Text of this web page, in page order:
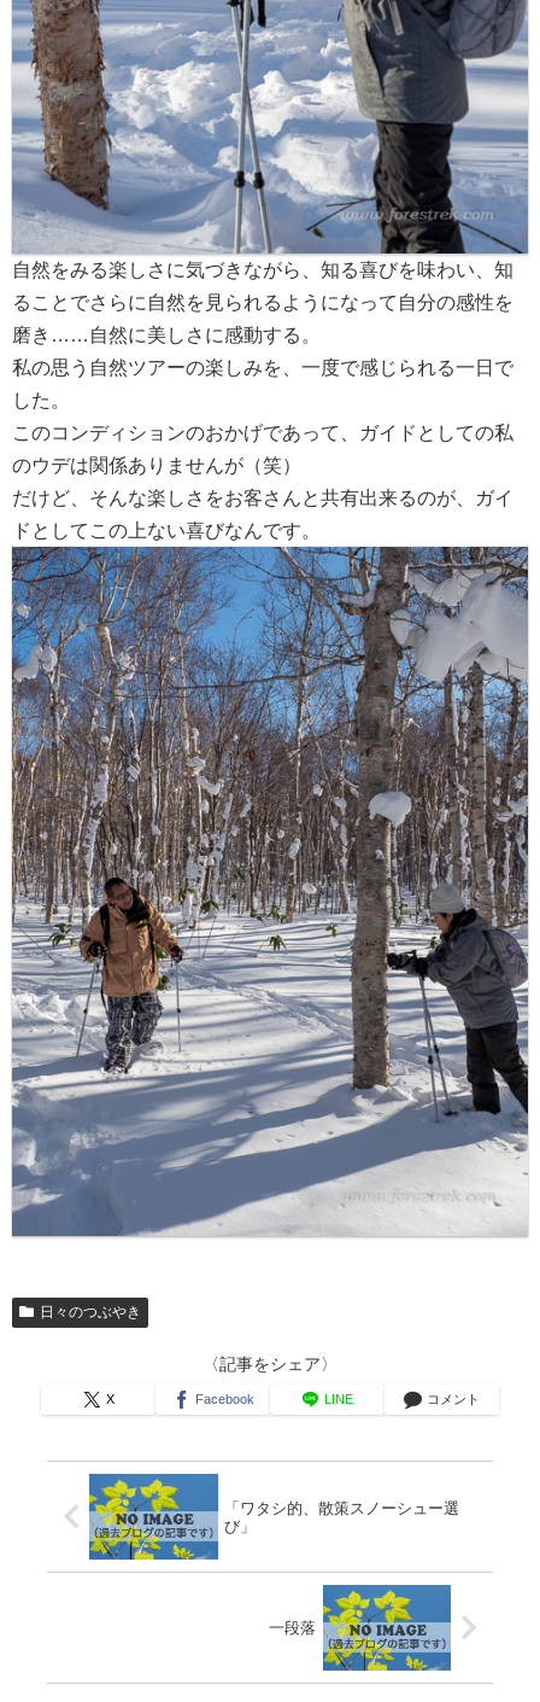
自然をみる楽しさに気づきながら、知る喜びを味わい、知
ることでさらに自然を見られるようになって自分の感性を
磨き……自然に美しさに感動する。
私の思う自然ツアーの楽しみを、一度で感じられる一日で
した。
このコンディションのおかげであって、ガイドとしての私
のウデは関係ありませんが（笑）
だけど、そんな楽しさをお客さんと共有出来るのが、ガイ
ドとしてこの上ない喜びなんです。
日々のつぶやき
〈記事をシェア〉
X Facebook LINE コメント
「ワタシ的、散策スノーシュー選
び」
一段落